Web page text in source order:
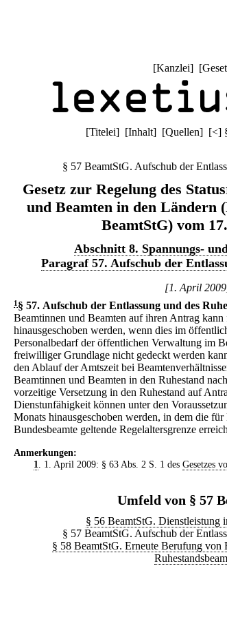
[Kanzlei] [
[Titelei] [Inhalt] [Quellen] [<]
§ 57 BeamtStG. Aufschub der
Gesetz zur Regelung des
und Beamten in den Ländern
BeamtStG) vom
Abschnitt 8. Spannungs-
Paragraf 57. Aufschub der
[1. April
1 § 57. Aufschub der Entlassung und des
Beamtinnen und Beamten auf ihren Antrag
hinausgeschoben werden, wenn dies im
Personalbedarf der öffentlichen Verwaltung im
freiwilliger Grundlage nicht gedeckt werden
den Ablauf der Amtszeit bei
Beamtinnen und Beamten in den Ruhestand
vorzeitige Versetzung in den Ruhestand auf
Dienstunfähigkeit können unter den
Monats hinausgeschoben werden, in dem die
Bundesbeamte geltende Regelaltersgrenze
Anmerkungen:
1
. 1. April 2009: § 63 Abs. 2 S. 1 des Gesetzes
Umfeld von § 57
§ 56 BeamtStG. Dienstleistung
§ 57 BeamtStG. Aufschub der
§ 58 BeamtStG. Erneute Berufung von